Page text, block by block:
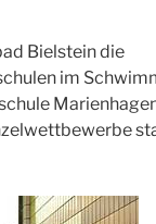
Bielstein die
im